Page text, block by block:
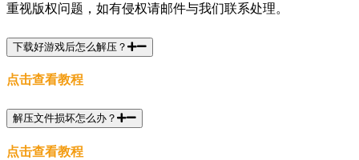
重视版权问题，如有侵权请邮件与我们联系处理。
下载好游戏后怎么解压？
点击查看教程
解压文件损坏怎么办？
点击查看教程